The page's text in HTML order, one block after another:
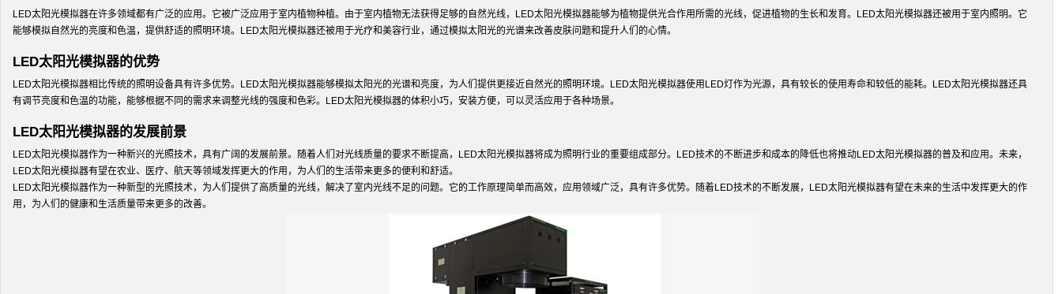
LED太阳光模拟器在许多领域都有广泛的应用。它被广泛应用于室内植物种植。由于室内植物无法获得足够的自然光线，LED太阳光模拟器能够为植物提供光合作用所需的光线，促进植物的生长和发育。LED太阳光模拟器还被用于室内照明。它
能够模拟自然光的亮度和色温，提供舒适的照明环境。LED太阳光模拟器还被用于光疗和美容行业，通过模拟太阳光的光谱来改善皮肤问题和提升人们的心情。
LED太阳光模拟器的优势
LED太阳光模拟器相比传统的照明设备具有许多优势。LED太阳光模拟器能够模拟太阳光的光谱和亮度，为人们提供更接近自然光的照明环境。LED太阳光模拟器使用LED灯作为光源，具有较长的使用寿命和较低的能耗。LED太阳光模拟器还具
有调节亮度和色温的功能，能够根据不同的需求来调整光线的强度和色彩。LED太阳光模拟器的体积小巧，安装方便，可以灵活应用于各种场景。
LED太阳光模拟器的发展前景
LED太阳光模拟器作为一种新兴的光照技术，具有广阔的发展前景。随着人们对光线质量的要求不断提高，LED太阳光模拟器将成为照明行业的重要组成部分。LED技术的不断进步和成本的降低也将推动LED太阳光模拟器的普及和应用。未来，
LED太阳光模拟器有望在农业、医疗、航天等领域发挥更大的作用，为人们的生活带来更多的便利和舒适。
LED太阳光模拟器作为一种新型的光照技术，为人们提供了高质量的光线，解决了室内光线不足的问题。它的工作原理简单而高效，应用领域广泛，具有许多优势。随着LED技术的不断发展，LED太阳光模拟器有望在未来的生活中发挥更大的作
用，为人们的健康和生活质量带来更多的改善。